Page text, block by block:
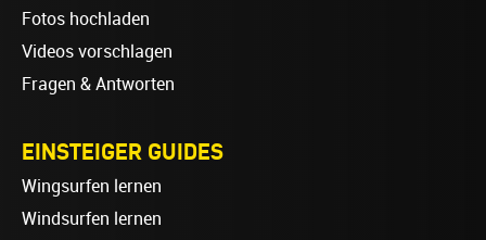
Fotos hochladen
Videos vorschlagen
Fragen & Antworten
EINSTEIGER GUIDES
Wingsurfen lernen
Windsurfen lernen